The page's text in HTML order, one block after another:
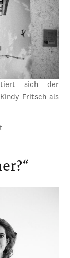
sich der
Fritsch als